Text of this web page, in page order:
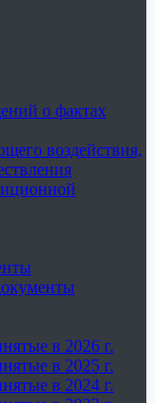
о фактах
воздействия,
в 2026 г.
в 2025 г.
в 2024 г.